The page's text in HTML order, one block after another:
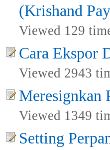
(Krishand
Viewed 129
Cara Ekspor
Viewed 2943
Meresignkan
Viewed 1349
Setting